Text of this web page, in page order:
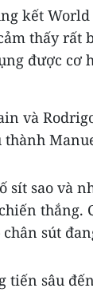
kết
thấy rất
được cơ
và
sít sao và
thắng.
sút
sâu